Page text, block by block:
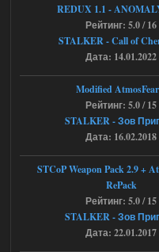
STCoP WP 3.4
andreyforest1993
там есть опция
анимации нпс, я
галочку но толку ноль, ни
анимаций нет, может это
не известно, больше нет ни
кнопок по поводу анимаций
Последний рассвет -
Stalker-Mods-
Доступно только для
REDUX 1.1​​​​​​​ -
Рейтинг: 5.0 / 16
STALKER - Call of
Дата: 14.01.2022
Modified
Рейтинг: 5.0 / 15
STALKER - Зов
Дата: 16.02.2018
STCoP Weapon Pack 2.9 +
RePack
Рейтинг: 5.0 / 15
STALKER - Зов
Дата: 22.01.2017